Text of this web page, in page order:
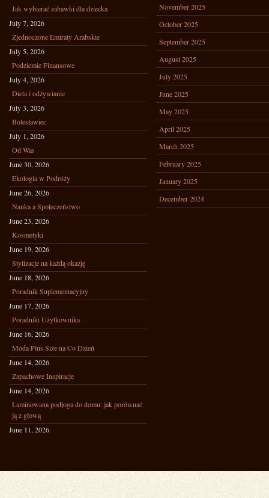
Jak wybierać zabawki dla dziecka
July 7, 2026
Zjednoczone Emiraty Arabskie
July 5, 2026
Podziemie Finansowe
July 4, 2026
Dieta i odżywianie
July 3, 2026
Bolesławiec
July 1, 2026
Od Was
June 30, 2026
Ekologia w Podróży
June 26, 2026
Nauka a Społeczeństwo
June 23, 2026
Kosmetyki
June 19, 2026
Stylizacje na każdą okazję
June 18, 2026
Poradnik Suplementacyjny
June 17, 2026
Poradniki Użytkownika
June 16, 2026
Moda Plus Size na Co Dzień
June 14, 2026
Zapachowe Inspiracje
June 14, 2026
Laminowana podłoga do domu: jak porównać
ją z głową
June 11, 2026
November 2025
October 2025
September 2025
August 2025
July 2025
June 2025
May 2025
April 2025
March 2025
February 2025
January 2025
December 2024